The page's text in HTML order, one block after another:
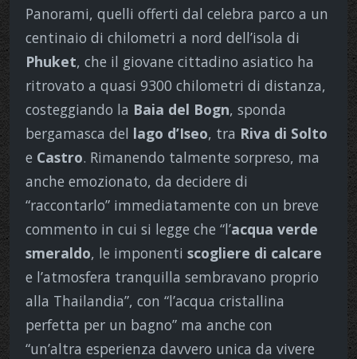
Panorami, quelli offerti dal celebra parco a un
centinaio di chilometri a nord dell’isola di
Phuket, che il giovane cittadino asiatico ha
ritrovato a quasi 9300 chilometri di distanza,
costeggiando la Baia del Bogn, sponda
bergamasca del lago d’Iseo, tra Riva di Solto
e Castro. Rimanendo talmente sorpreso, ma
anche emozionato, da decidere di
“raccontarlo” immediatamente con un breve
commento in cui si legge che “l’acqua verde
smeraldo, le imponenti scogliere di calcare
e l’atmosfera tranquilla sembravano proprio
alla Thailandia”, con “l’acqua cristallina
perfetta per un bagno” ma anche con
“un’altra esperienza davvero unica da vivere